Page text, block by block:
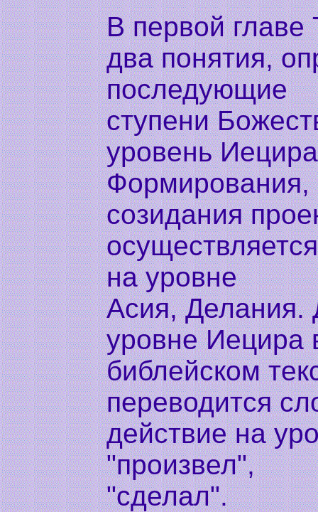
В первой
два понятия,
последующие
ступени
уровень
Формирования,
созидания
на уровне
Асия, Делания.
уровне Иецира
библейском
переводится
действие на
"произвел",
"сделал".